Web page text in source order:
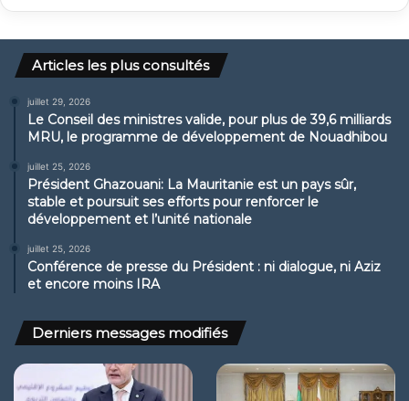
Articles les plus consultés
juillet 29, 2026
Le Conseil des ministres valide, pour plus de 39,6 milliards
MRU, le programme de développement de Nouadhibou
juillet 25, 2026
Président Ghazouani: La Mauritanie est un pays sûr,
stable et poursuit ses efforts pour renforcer le
développement et l’unité nationale
juillet 25, 2026
Conférence de presse du Président : ni dialogue, ni Aziz
et encore moins IRA
Derniers messages modifiés